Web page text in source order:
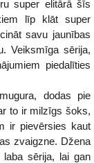
super elitārā šīs
līp klāt super
savu jaunības
Veiksmīga sērija,
piedalīties
dodas pie
to ir milzīgs šoks,
ir pievērsies kaut
zvaigzne. Džena
laba sērija, lai gan